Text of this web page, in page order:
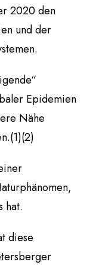
2020 den
und der
Epidemien
Nähe
hat.
diese